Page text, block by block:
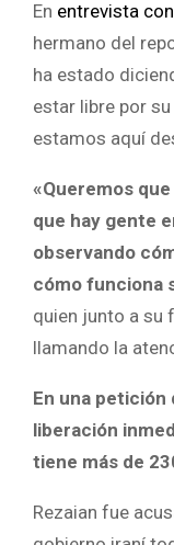
En entrevista
hermano del
ha estado
estar libre por
estamos aquí
«Queremos
que hay gente
observando
cómo funciona
quien junto a su
llamando la
En una petición
liberación
tiene más de
Rezaian fue